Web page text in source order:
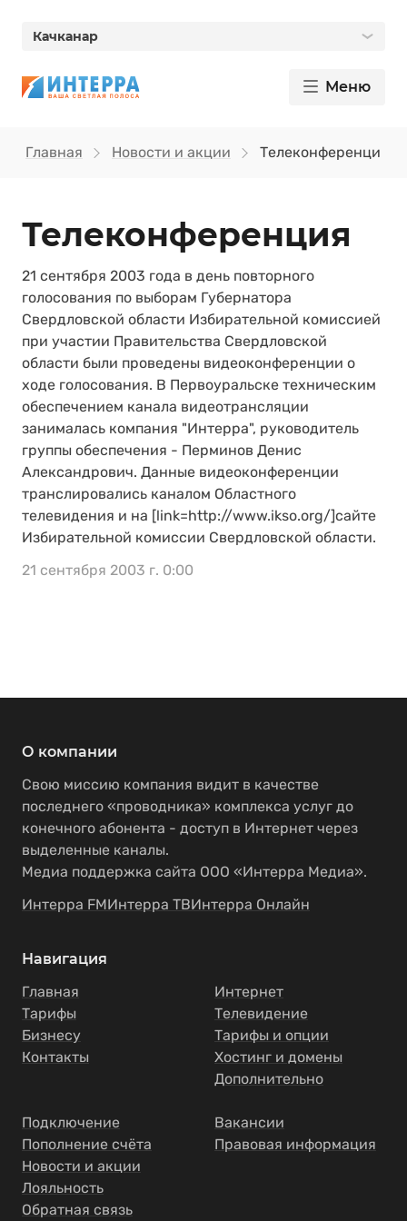
Качканар
Меню
Главная Новости и акции Телеконференция
Телеконференция
21 сентября 2003 года в день повторного
голосования по выборам Губернатора
Свердловской области Избирательной комиссией
при участии Правительства Свердловской
области были проведены видеоконференции о
ходе голосования. В Первоуральске техническим
обеспечением канала видеотрансляции
занималась компания "Интерра", руководитель
группы обеспечения - Перминов Денис
Александрович. Данные видеоконференции
транслировались каналом Областного
телевидения и на [link=http://www.ikso.org/]сайте
Избирательной комиссии Свердловской области.
21 сентября 2003 г. 0:00
О компании
Свою миссию компания видит в качестве
последнего «проводника» комплекса услуг до
конечного абонента - доступ в Интернет через
выделенные каналы.
Медиа поддержка сайта ООО «Интерра Медиа».
Интерра FMИнтерра ТВИнтерра Онлайн
Навигация
Главная
Тарифы
Бизнесу
Контакты
Интернет
Телевидение
Тарифы и опции
Хостинг и домены
Дополнительно
Подключение
Пополнение счёта
Новости и акции
Лояльность
Обратная связь
Вакансии
Правовая информация